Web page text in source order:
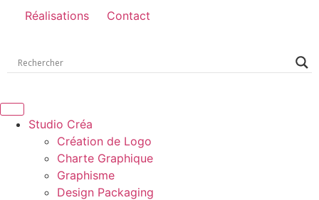
Réalisations Contact
Studio Créa
Création de Logo
Charte Graphique
Graphisme
Design Packaging